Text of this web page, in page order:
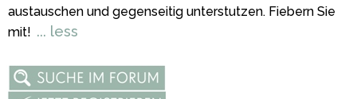
austauschen und gegenseitig unterstutzen. Fiebern Sie
mit! ... less